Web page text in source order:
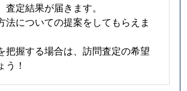
査定結果が届きます。
法についての提案をしてもらえま
把握する場合は、訪問査定の希望
う！